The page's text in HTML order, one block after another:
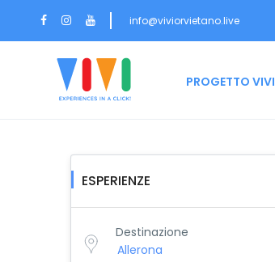
info@viviorvietano.live
HOME PROGETTO VIVI
ESPERIENZE
Destinazione